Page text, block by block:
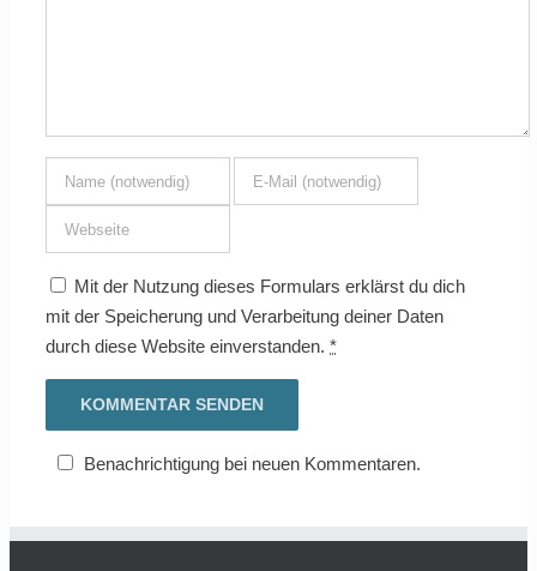
Mit der Nutzung dieses Formulars erklärst du dich
mit der Speicherung und Verarbeitung deiner Daten
durch diese Website einverstanden. *
Benachrichtigung bei neuen Kommentaren.